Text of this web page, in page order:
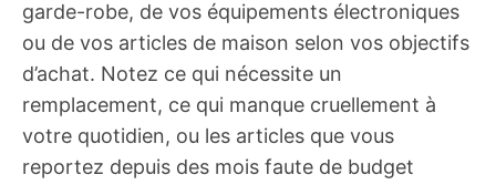
garde-robe, de vos équipements électroniques
ou de vos articles de maison selon vos objectifs
d’achat. Notez ce qui nécessite un
remplacement, ce qui manque cruellement à
votre quotidien, ou les articles que vous
reportez depuis des mois faute de budget